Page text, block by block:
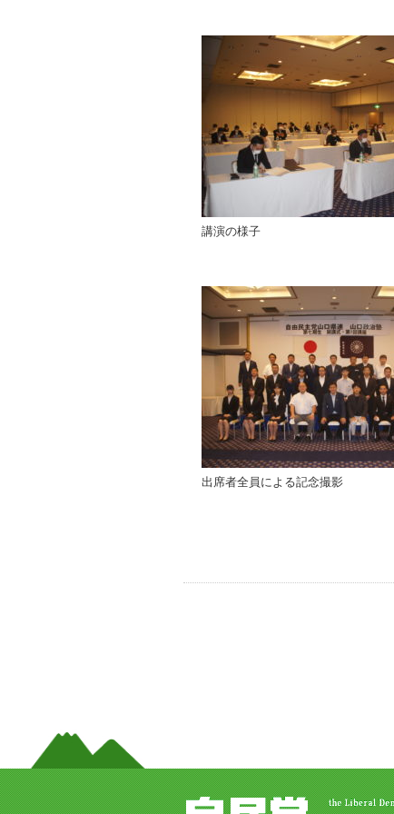
講演の様子
出席者全員による記念撮影